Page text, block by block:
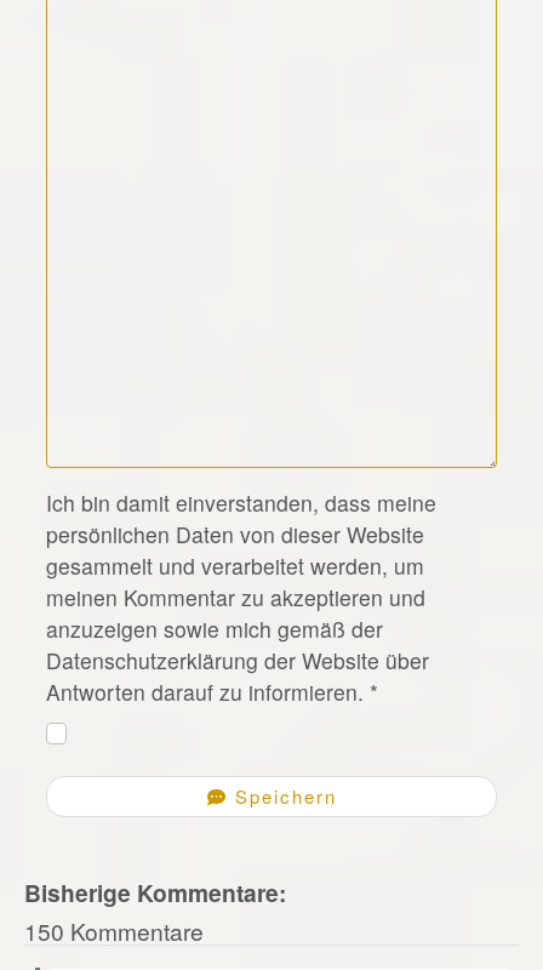
*
Ich bin damit einverstanden, dass meine
persönlichen Daten von dieser Website
gesammelt und verarbeitet werden, um
meinen Kommentar zu akzeptieren und
anzuzeigen sowie mich gemäß der
Datenschutzerklärung der Website über
Antworten darauf zu informieren. *
Speichern
Bisherige Kommentare:
150 Kommentare